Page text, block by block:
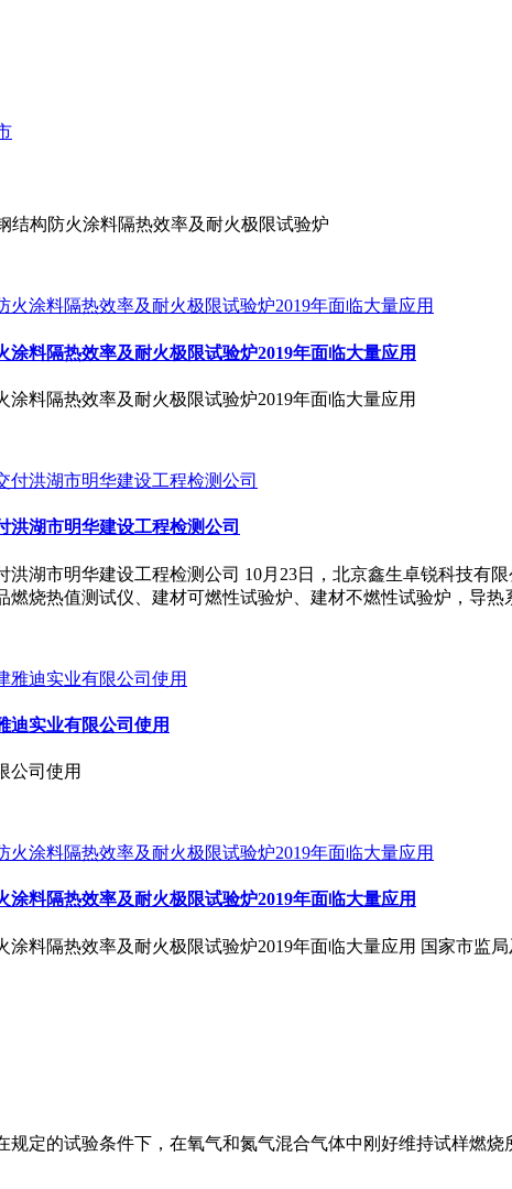
结构防火涂料隔热效率及耐火极限试验炉
料隔热效率及耐火极限试验炉2019年面临大量应用
料隔热效率及耐火极限试验炉2019年面临大量应用
湖市明华建设工程检测公司
湖市明华建设工程检测公司 10月23日，北京鑫生卓锐科技有
烧热值测试仪、建材可燃性试验炉、建材不燃性试验炉，导热
迪实业有限公司使用
公司使用
料隔热效率及耐火极限试验炉2019年面临大量应用
料隔热效率及耐火极限试验炉2019年面临大量应用 国家市监
定的试验条件下，在氧气和氮气混合气体中刚好维持试样燃